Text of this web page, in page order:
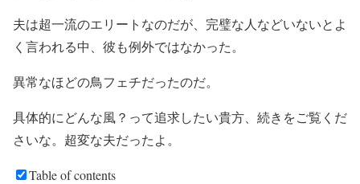
夫は超一流のエリートなのだが、完璧な人などいないとよ
く言われる中、彼も例外ではなかった。
異常なほどの鳥フェチだったのだ。
具体的にどんな風？って追求したい貴方、続きをご覧くだ
さいな。超変な夫だったよ。
Table of contents